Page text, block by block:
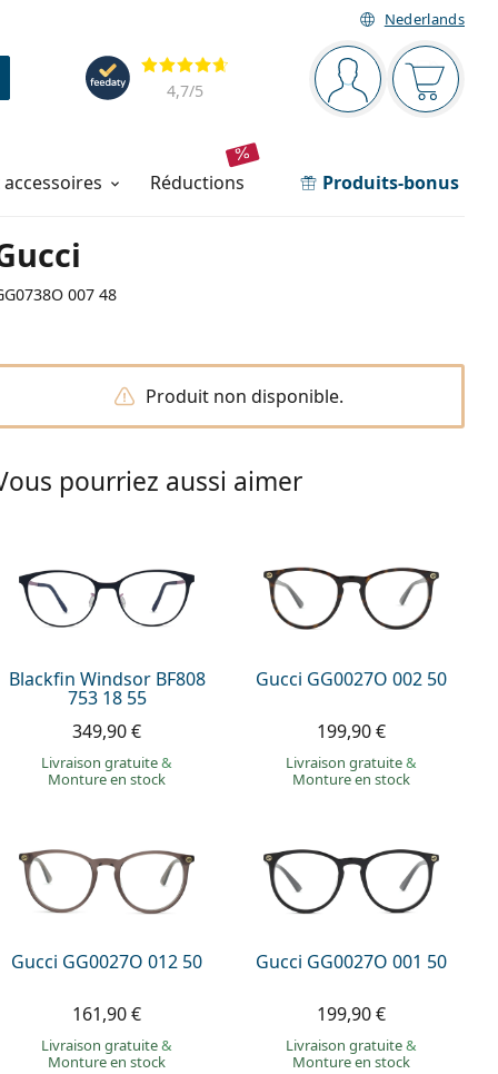
Nederlands
Barre de navigation
Vous êtesVotre
Évaluation
4,7/5
réductions Produits-bonus
007 48
Produit non disponible.
pourriez aussi aimer
Blackfin Windsor BF808
753 18 55
349,90 €
Livraison gratuite&
Monture en stock
Gucci GG0027O 002 50
199,90 €
Livraison gratuite&
Monture en stock
Gucci GG0027O 012 50
161,90 €
Livraison gratuite&
Monture en stock
Gucci GG0027O 001 50
199,90 €
Livraison gratuite&
Monture en stock